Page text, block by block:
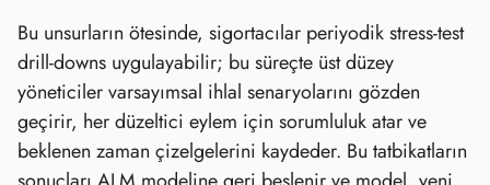
Bu unsurların ötesinde, sigortacılar periyodik stress‑test
drill‑downs uygulayabilir; bu süreçte üst düzey
yöneticiler varsayımsal ihlal senaryolarını gözden
geçirir, her düzeltici eylem için sorumluluk atar ve
beklenen zaman çizelgelerini kaydeder. Bu tatbikatların